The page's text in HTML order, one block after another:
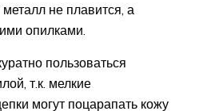
не плавится, а
опилками.
пользоваться
т.к. мелкие
могут поцарапать кожу